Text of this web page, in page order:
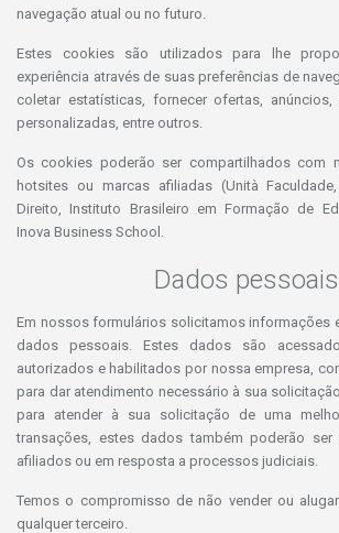
navegação atual ou no futuro.
Estes cookies são utilizados para lhe
experiência através de suas preferências de
coletar estatísticas, fornecer ofertas,
personalizadas, entre outros.
Os cookies poderão ser compartilhados com
hotsites ou marcas afiliadas (Unità
Direito, Instituto Brasileiro em Formação de
Inova Business School.
Dados pessoais
Em nossos formulários solicitamos informações
dados pessoais. Estes dados são
autorizados e habilitados por nossa empresa,
para dar atendimento necessário à sua
para atender à sua solicitação de uma
transações, estes dados também poderão ser
afiliados ou em resposta a processos judiciais.
Temos o compromisso de não vender ou
qualquer terceiro.